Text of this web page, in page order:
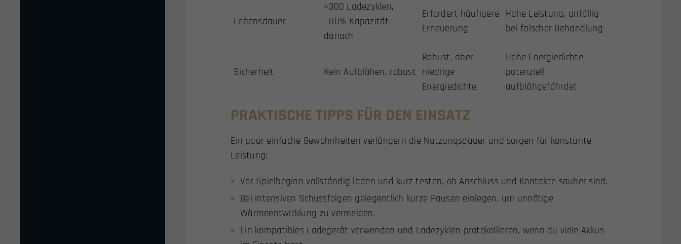
Lebensdauer
>300 Ladezyklen,
~80% Kapazität
danach
Erfordert häufigere
Erneuerung
Hohe Leistung, anfällig
bei falscher Behandlung
Sicherheit Kein Aufblähen, robust
Robust, aber
niedrige
Energiedichte
Hohe Energiedichte,
potenziell
aufblähgefährdet
PRAKTISCHE TIPPS FÜR DEN EINSATZ
Ein paar einfache Gewohnheiten verlängern die Nutzungsdauer und sorgen für konstante
Leistung:
Vor Spielbeginn vollständig laden und kurz testen, ob Anschluss und Kontakte sauber sind.
Bei intensiven Schussfolgen gelegentlich kurze Pausen einlegen, um unnötige
Wärmeentwicklung zu vermeiden.
Ein kompatibles Ladegerät verwenden und Ladezyklen protokollieren, wenn du viele Akkus